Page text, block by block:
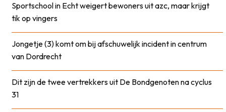
Sportschool in Echt weigert bewoners uit azc, maar krijgt
tik op vingers
Jongetje (3) komt om bij afschuwelijk incident in centrum
van Dordrecht
Dit zijn de twee vertrekkers uit De Bondgenoten na cyclus
31